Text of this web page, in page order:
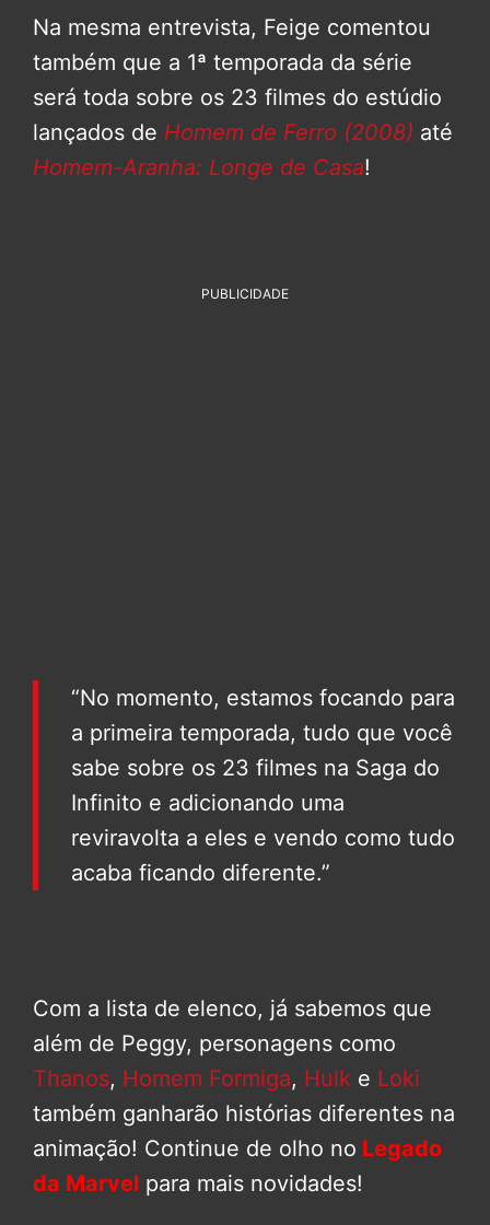
Na mesma entrevista, Feige comentou
também que a 1ª temporada da série
será toda sobre os 23 filmes do estúdio
lançados de Homem de Ferro (2008) até
Homem-Aranha: Longe de Casa!
PUBLICIDADE
“No momento, estamos focando para
a primeira temporada, tudo que você
sabe sobre os 23 filmes na Saga do
Infinito e adicionando uma
reviravolta a eles e vendo como tudo
acaba ficando diferente.”
Com a lista de elenco, já sabemos que
além de Peggy, personagens como
Thanos, Homem Formiga, Hulk e Loki
também ganharão histórias diferentes na
animação! Continue de olho no Legado
da Marvel para mais novidades!